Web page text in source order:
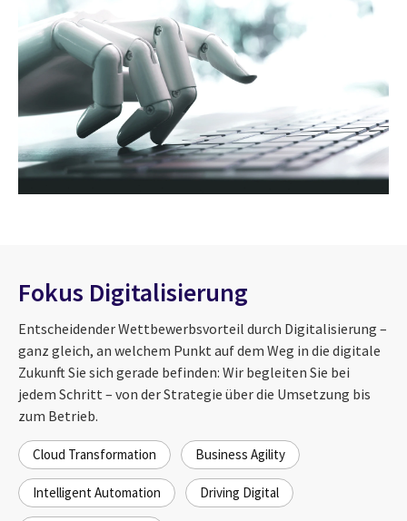
Fokus Digitalisierung
Entscheidender Wettbewerbsvorteil durch Digitalisierung –
ganz gleich, an welchem Punkt auf dem Weg in die digitale
Zukunft Sie sich gerade befinden: Wir begleiten Sie bei
jedem Schritt – von der Strategie über die Umsetzung bis
zum Betrieb.
Cloud Transformation Business Agility
Intelligent Automation Driving Digital